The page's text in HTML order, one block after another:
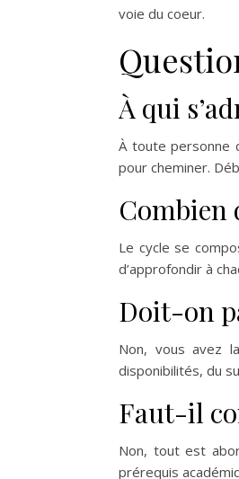
voie du coeur.
À qui
À toute personne
pour cheminer.
Combien
Le cycle se
d’approfondir à
Doit-on
Non, vous avez
disponibilités, du
Faut-il
Non, tout est
prérequis